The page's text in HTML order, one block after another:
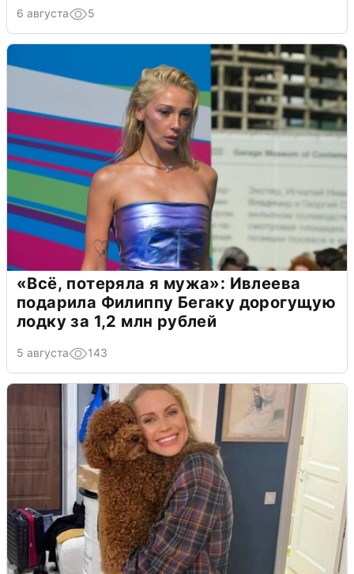
6 августа 5
«Всё, потеряла я мужа»: Ивлеева
подарила Филиппу Бегаку дорогущую
лодку за 1,2 млн рублей
5 августа 143